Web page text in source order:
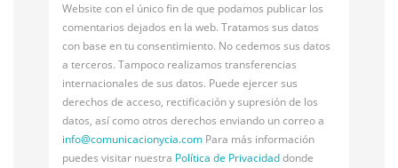
Website con el único fin de que podamos publicar los
comentarios dejados en la web. Tratamos sus datos
con base en tu consentimiento. No cedemos sus datos
a terceros. Tampoco realizamos transferencias
internacionales de sus datos. Puede ejercer sus
derechos de acceso, rectificación y supresión de los
datos, así como otros derechos enviando un correo a
info@comunicacionycia.com Para más información
puedes visitar nuestra Política de Privacidaddonde